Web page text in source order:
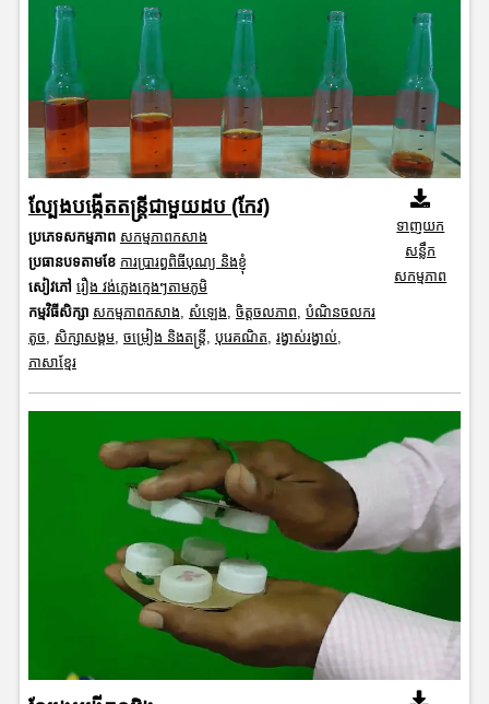
​ល្បែងបង្កើតតន្ត្រីជាមួយដប (កែវ)
ប្រភេទសកម្មភាព សកម្មភាពកសាង
ប្រធានបទតាមខែ ការប្រារព្ធពិធីបុណ្យ និងខ្ញុំ
សៀវភៅ រឿង វង់ភ្លេងក្មេងៗតាមភូមិ
កម្មវិធីសិក្សា សកម្មភាពកសាង សំឡេង ចិត្តចលភាព បំណិនចលករ
តូច
សិក្សាសង្គម, ចម្រៀង និងតន្ត្រី បុរេគណិត រង្វាស់រង្វាល់
ភាសាខ្មែរ
ទាញយក
សន្លឹក
សកម្មភាព